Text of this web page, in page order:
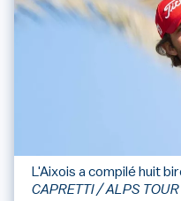
L'Aixois a compilé huit
CAPRETTI / ALPS TOUR